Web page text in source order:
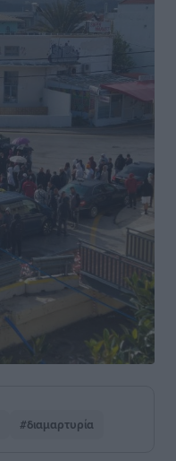
#διαμαρτυρία